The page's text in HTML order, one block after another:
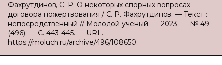
Фахрутдинов, С. Р. О некоторых спорных вопросах
договора пожертвования / С. Р. Фахрутдинов. — Текст :
непосредственный // Молодой ученый. — 2023. — № 49
(496). — С. 443-445. — URL:
https://moluch.ru/archive/496/108650.